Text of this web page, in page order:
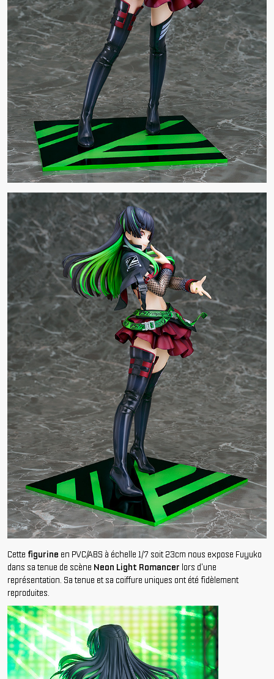
Cette figurine en PVC/ABS à échelle 1/7 soit 23cm nous expose Fuyuko
dans sa tenue de scène Neon Light Romancer lors d'une
représentation. Sa tenue et sa coiffure uniques ont été fidèlement
reproduites.